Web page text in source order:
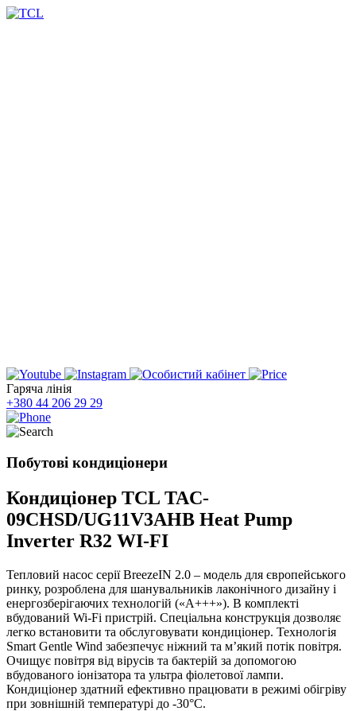
Гаряча лінія
+380 44 206 29 29
Побутові кондиціонери
Кондиціонер TCL TAC-
09CHSD/UG11V3AHB Heat Pump
Inverter R32 WI-FI
Тепловий насос серії BreezeIN 2.0 – модель для європейського
ринку, розроблена для шанувальників лаконічного дизайну і
енергозберігаючих технологій («А+++»). В комплекті
вбудований Wi-Fi пристрій. Спеціальна конструкція дозволяє
легко встановити та обслуговувати кондиціонер. Технологія
Smart Gentle Wind забезпечує ніжний та м’який потік повітря.
Очищує повітря від вірусів та бактерій за допомогою
вбудованого іонізатора та ультра фіолетової лампи.
Кондиціонер здатний ефективно працювати в режимі обігріву
при зовнішній температурі до -30°C.